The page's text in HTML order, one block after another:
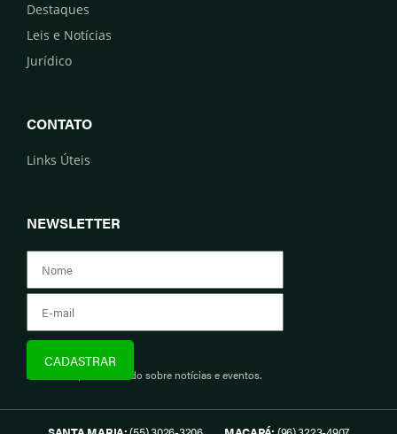
Destaques
Leis e Notícias
Jurídico
CONTATO
Links Úteis
NEWSLETTER
Assine e fique informado sobre notícias e eventos.